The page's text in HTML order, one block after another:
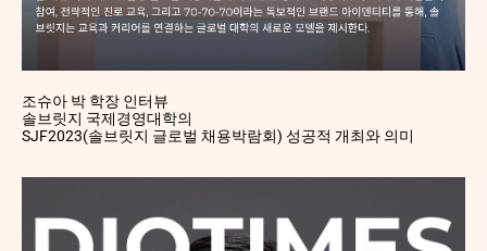
조슈아 박 학장 인터뷰
솔브릿지 국제경영대학의
SJF2023(솔브릿지 글로벌 채용박람회) 성공적 개최와 의미